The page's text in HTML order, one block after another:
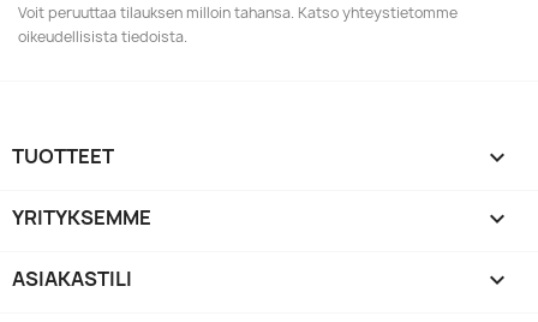
Voit peruuttaa tilauksen milloin tahansa. Katso yhteystietomme
oikeudellisista tiedoista.
TUOTTEET 
YRITYKSEMME 
ASIAKASTILI 